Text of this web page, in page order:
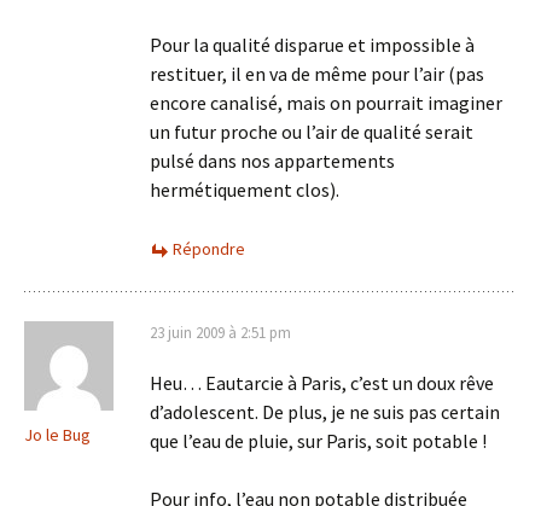
Pour la qualité disparue et impossible à
restituer, il en va de même pour l’air (pas
encore canalisé, mais on pourrait imaginer
un futur proche ou l’air de qualité serait
pulsé dans nos appartements
hermétiquement clos).
Répondre
Jo le Bug
23 juin 2009 à 2:51 pm
Heu… Eautarcie à Paris, c’est un doux rêve
d’adolescent. De plus, je ne suis pas certain
que l’eau de pluie, sur Paris, soit potable !
Pour info, l’eau non potable distribuée